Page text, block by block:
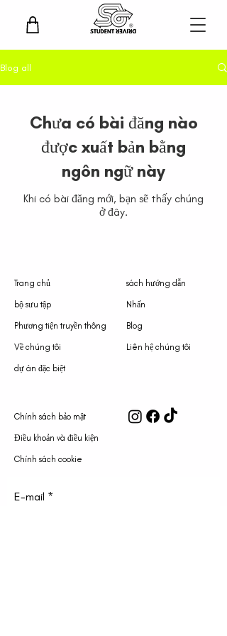
Blog all
Chưa có bài đăng nào
được xuất bản bằng
ngôn ngữ này
Khi có bài đăng mới, bạn sẽ thấy chúng
ở đây.
Trang chủ
bộ sưu tập
Phương tiện truyền thông
Về chúng tôi
dự án đặc biệt
sách hướng dẫn
Nhấn
Blog
Liên hệ chúng tôi
Chính sách bảo mật
Điều khoản và điều kiện
Chính sách cookie
E-mail